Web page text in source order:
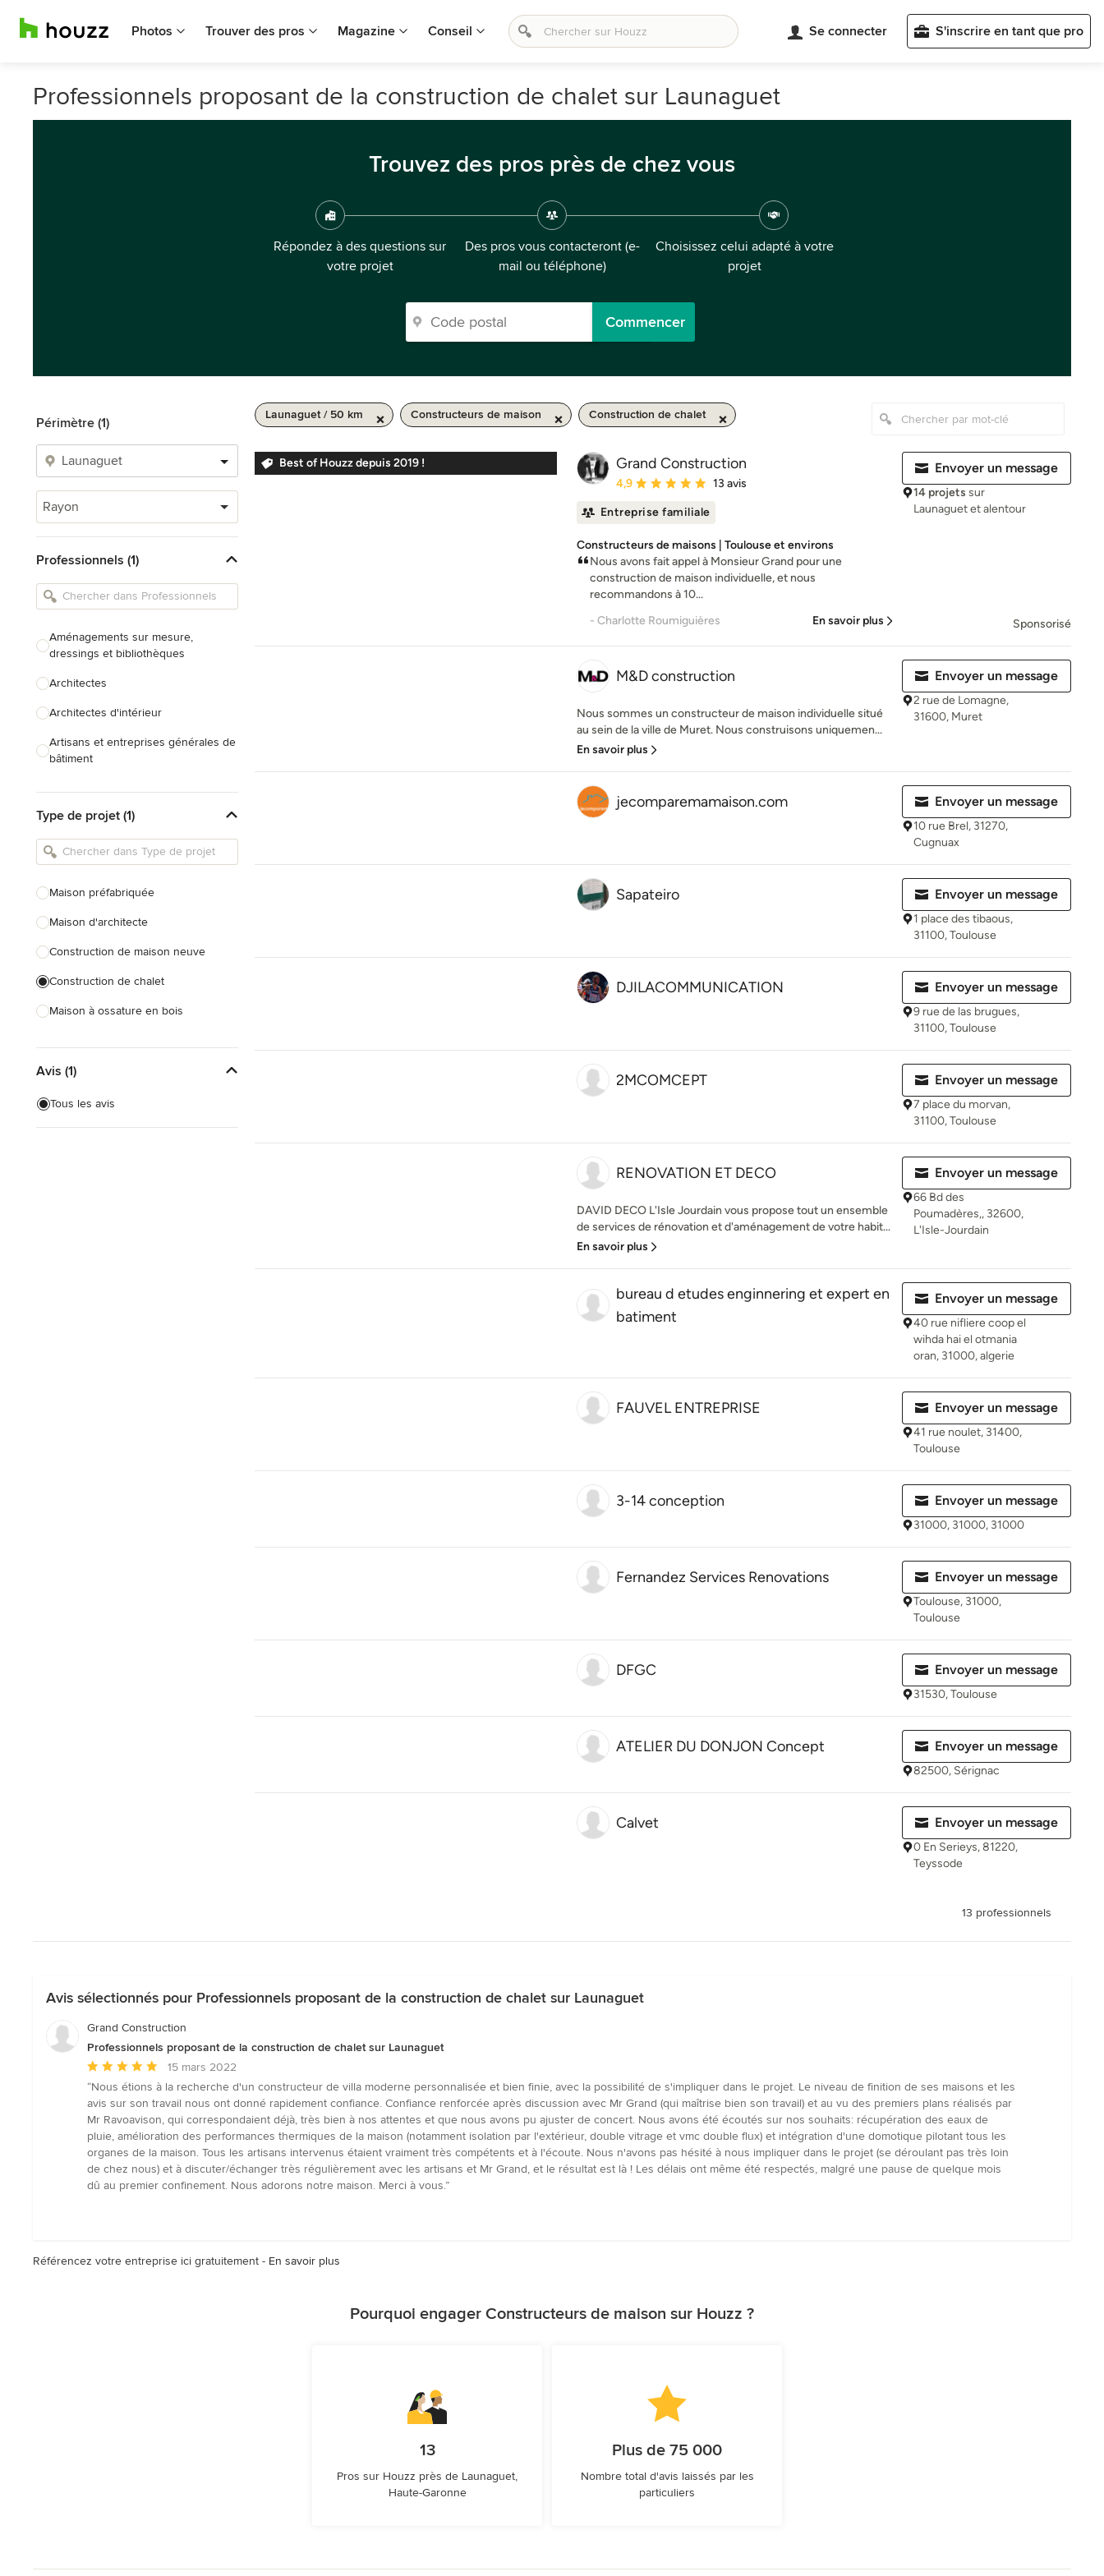
Photos Trouver des pros Magazine Conseil Se connecter S'inscrire en tant que pro
Professionnels proposant de la construction de chalet sur Launaguet
Trouvez des pros près de chez vous
Répondez à des questions sur
votre projet
Des pros vous contacteront (e-
mail ou téléphone)
Choisissez celui adapté à votre
projet
Commencer
Périmètre (1)
Rayon
Professionnels (1)
Aménagements sur mesure,
dressings et bibliothèques
Architectes
Architectes d'intérieur
Artisans et entreprises générales de
bâtiment
Charpentiers
Constructeurs de maison
cuisine
Décorateurs d'intérieur
Home organisers
Tout voir
Type de projet (1)
Maison préfabriquée
Maison d'architecte
Construction de maison neuve
Construction de chalet
Maison à ossature en bois
Tout voir
Avis (1)
Tous les avis
Launaguet / 50 km Constructeurs de maison Construction de chalet
Best of Houzz depuis 2019 ! Grand Construction
Note moyenne : 4.9 étoiles sur 5
4,9 13 avis
Entreprise familiale
Constructeurs de maisons | Toulouse et environs
Nous avons fait appel à Monsieur Grand pour une
construction de maison individuelle, et nous
recommandons à 10...
- Charlotte Roumiguières
En savoir plus
Envoyer un message
14 projets sur
Launaguet et alentour
Sponsorisé
M&D construction
Nous sommes un constructeur de maison individuelle situé
au sein de la ville de Muret. Nous construisons uniquemen...
En savoir plus
Envoyer un message
2 rue de Lomagne,
31600, Muret
jecomparemamaison.com Envoyer un message
10 rue Brel, 31270,
Cugnuax
Sapateiro Envoyer un message
1 place des tibaous,
31100, Toulouse
DJILACOMMUNICATION Envoyer un message
9 rue de las brugues,
31100, Toulouse
2MCOMCEPT Envoyer un message
7 place du morvan,
31100, Toulouse
RENOVATION ET DECO
DAVID DECO L'Isle Jourdain vous propose tout un ensemble
de services de rénovation et d'aménagement de votre habit...
En savoir plus
Envoyer un message
66 Bd des
Poumadères,, 32600,
L'Isle-Jourdain
bureau d etudes enginnering et expert en
batiment
Envoyer un message
40 rue nifliere coop el
wihda hai el otmania
oran, 31000, algerie
FAUVEL ENTREPRISE Envoyer un message
41 rue noulet, 31400,
Toulouse
3-14 conception Envoyer un message
31000, 31000, 31000
Fernandez Services Renovations Envoyer un message
Toulouse, 31000,
Toulouse
DFGC Envoyer un message
31530, Toulouse
ATELIER DU DONJON Concept Envoyer un message
82500, Sérignac
Calvet Envoyer un message
0 En Serieys, 81220,
Teyssode
13 professionnels
Avis sélectionnés pour Professionnels proposant de la construction de chalet sur Launaguet
Grand Construction
Professionnels proposant de la construction de chalet sur Launaguet
Note
moyenne
:
5
étoiles
sur
5
15 mars 2022
“Nous étions à la recherche d'un constructeur de villa moderne personnalisée et bien finie, avec la possibilité de s'impliquer dans le projet. Le niveau de finition de ses maisons et les
avis sur son travail nous ont donné rapidement confiance. Confiance renforcée après discussion avec Mr Grand (qui maîtrise bien son travail) et au vu des premiers plans réalisés par
Mr Ravoavison, qui correspondaient déjà, très bien à nos attentes et que nous avons pu ajuster de concert. Nous avons été écoutés sur nos souhaits: récupération des eaux de
pluie, amélioration des performances thermiques de la maison (notamment isolation par l'extérieur, double vitrage et vmc double flux) et intégration d'une domotique pilotant tous les
organes de la maison. Tous les artisans intervenus étaient vraiment très compétents et à l'écoute. Nous n'avons pas hésité à nous impliquer dans le projet (se déroulant pas très loin
de chez nous) et à discuter/échanger très régulièrement avec les artisans et Mr Grand, et le résultat est là ! Les délais ont même été respectés, malgré une pause de quelque mois
dû au premier confinement. Nous adorons notre maison. Merci à vous.”
Référencez votre entreprise ici gratuitement - En savoir plus
Pourquoi engager Constructeurs de maison sur Houzz ?
13
Pros sur Houzz près de Launaguet,
Haute-Garonne
Plus de 75 000
Nombre total d'avis laissés par les
particuliers